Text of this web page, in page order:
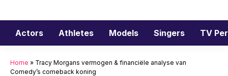
naar
inhoud
Actors Athletes Models Singers TV
Home » Tracy Morgans vermogen & financiële analyse van
Comedy’s comeback koning